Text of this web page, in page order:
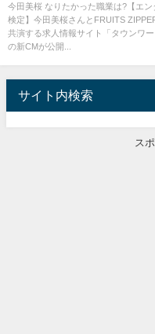
今田美桜 なりたかった職業は?【エン
検定】今田美桜さんとFRUITS
共演する求人情報サイト「タウンワー
の新CMが公開...
サイト内検索
ス